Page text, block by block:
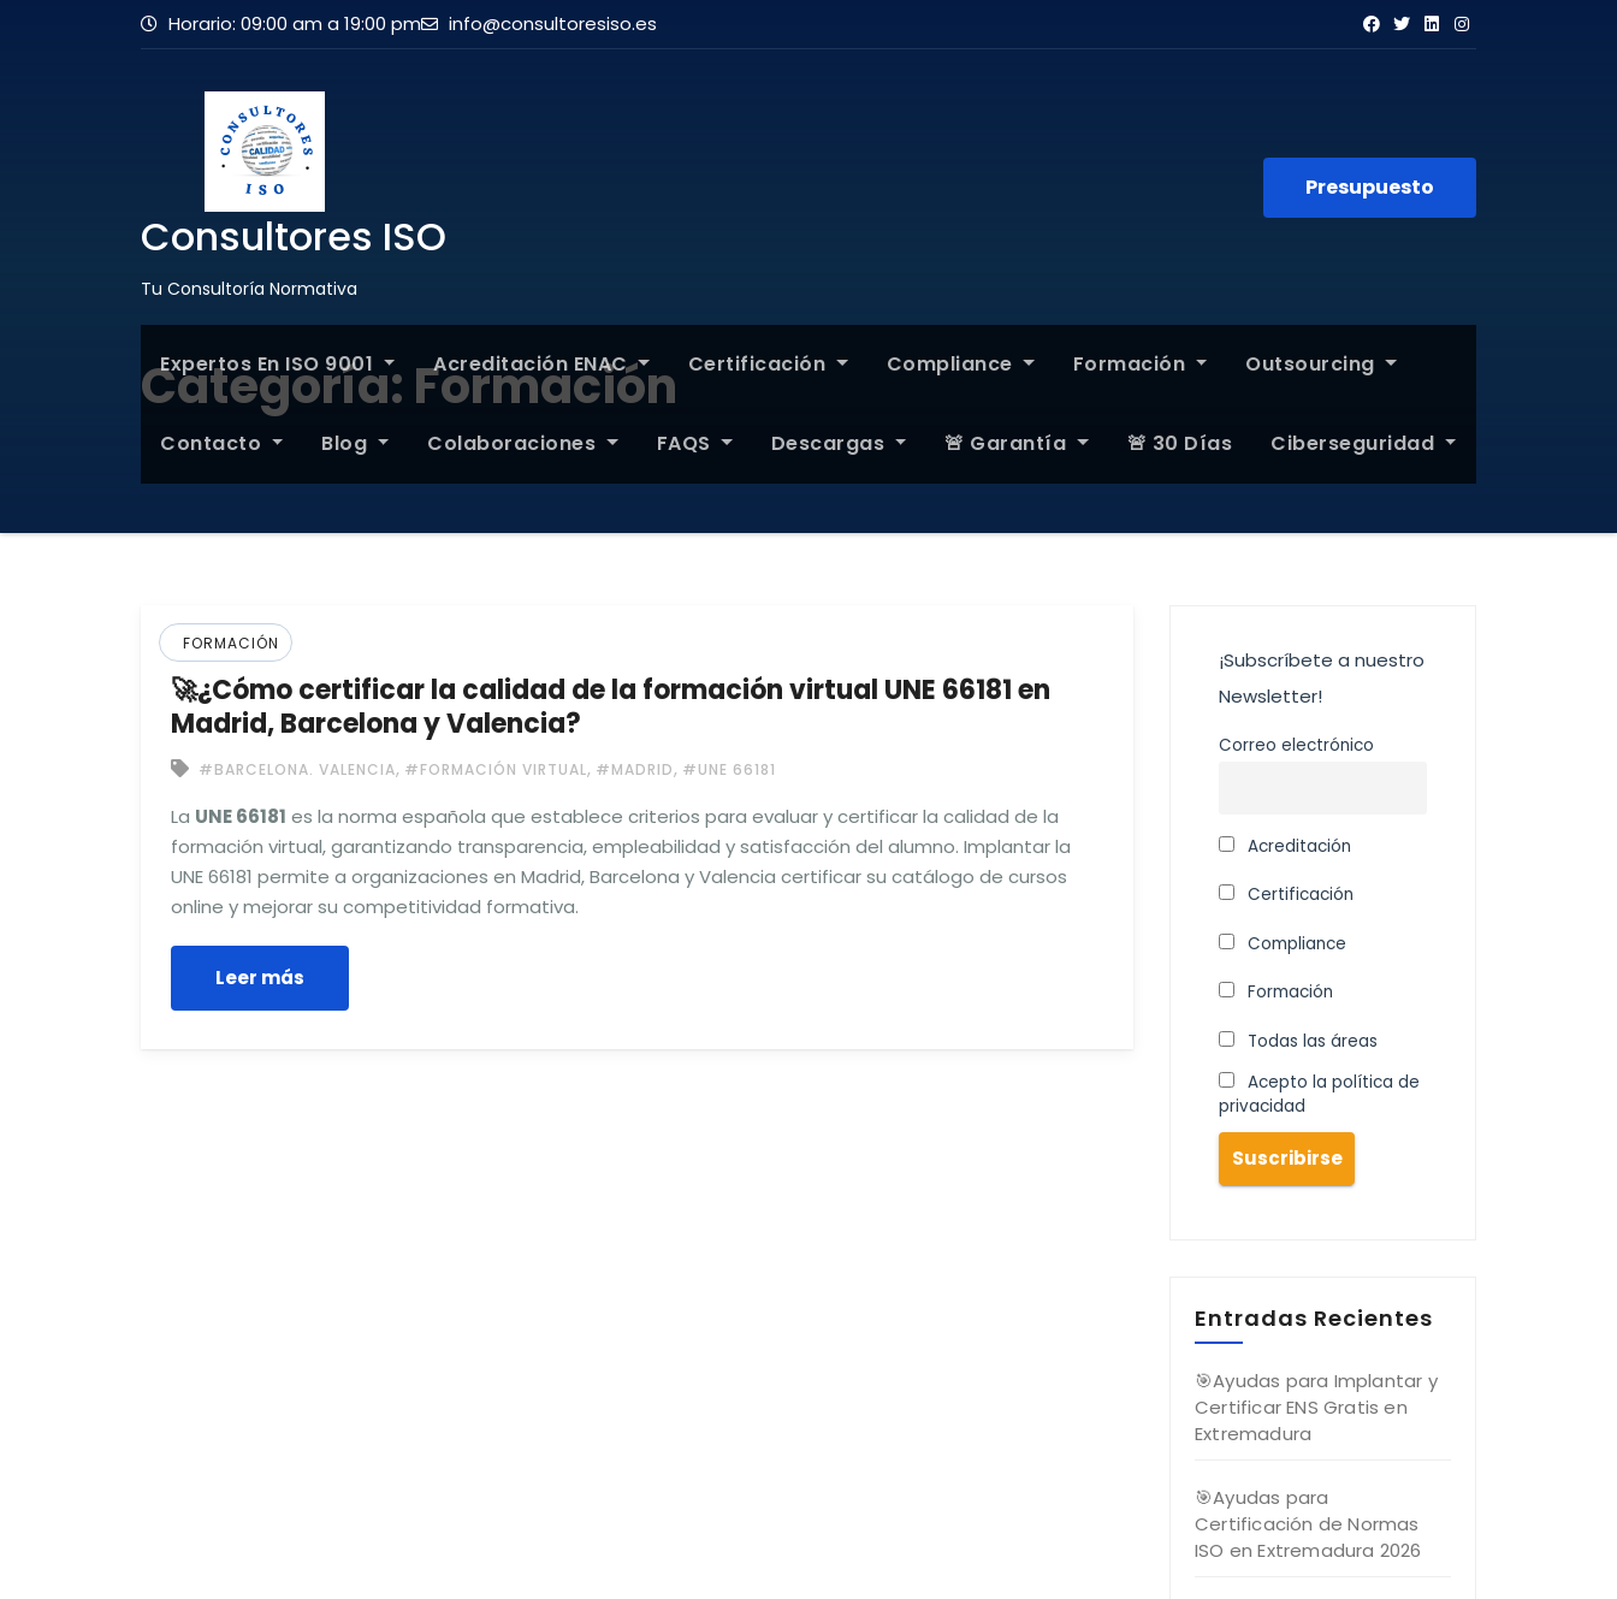
Horario: 09:00 am a 19:00 pm info@consultoresiso.es
Consultores ISO
Tu Consultoría Normativa
Presupuesto
Expertos En ISO 9001 Acreditación ENAC Certificación Compliance Formación Outsourcing
Contacto Blog Colaboraciones FAQS Descargas 🚨 Garantía 🚨 30 Días Ciberseguridad
Categoría: Formación
FORMACIÓN
🚀¿Cómo certificar la calidad de la formación virtual UNE 66181 en
Madrid, Barcelona y Valencia?
#BARCELONA. VALENCIA, #FORMACIÓN VIRTUAL, #MADRID, #UNE 66181
La UNE 66181 es la norma española que establece criterios para evaluar y certificar la calidad de la
formación virtual, garantizando transparencia, empleabilidad y satisfacción del alumno. Implantar la
UNE 66181 permite a organizaciones en Madrid, Barcelona y Valencia certificar su catálogo de cursos
online y mejorar su competitividad formativa.
Leer más
¡Subscríbete a nuestro
Newsletter!
Correo electrónico
Acreditación
Certificación
Compliance
Formación
Todas las áreas
Acepto la política de
privacidad
Entradas Recientes
🎯Ayudas para Implantar y
Certificar ENS Gratis en
Extremadura
🎯Ayudas para
Certificación de Normas
ISO en Extremadura 2026